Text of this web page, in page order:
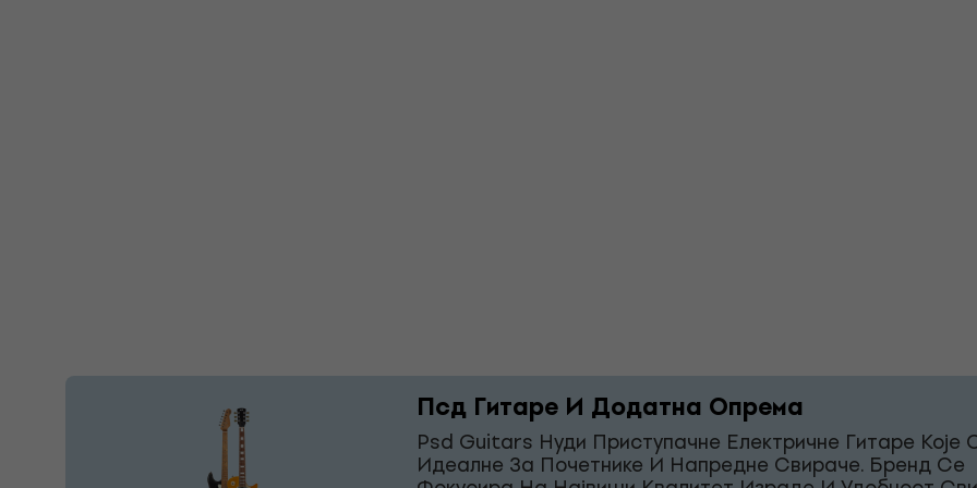
Псд Гитаре И Додатна Опрема
Psd Guitars Нуди Приступачне Електричне Гитаре Које
Идеалне За Почетнике И Напредне Свираче. Бренд Се